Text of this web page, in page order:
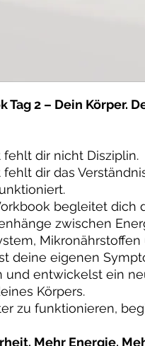
Tag 2 – Dein Körper.
dir nicht Disziplin.
dir das
begleitet dich
zwischen
Mikronährstoffen
deine eigenen
und entwickelst ein
Körpers.
zu funktionieren,
Mehr Energie.